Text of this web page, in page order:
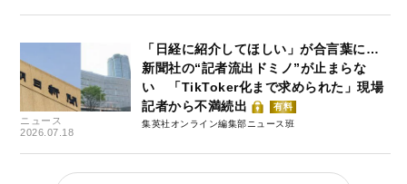
ニュース
2026.07.18
「日経に紹介してほしい」が合言葉に…
新聞社の“記者流出ドミノ”が止まらな
い 「TikToker化まで求められた」現場
記者から不満続出
有料
集英社オンライン編集部ニュース班